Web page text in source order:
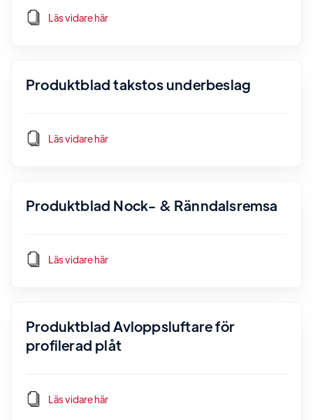
Läs vidare här
Produktblad takstos underbeslag
Läs vidare här
Produktblad Nock- & Ränndalsremsa
Läs vidare här
Produktblad Avloppsluftare för
profilerad plåt
Läs vidare här